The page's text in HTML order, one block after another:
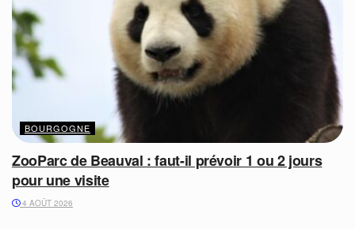
BOURGOGNE
ZooParc de Beauval : faut-il prévoir 1 ou 2 jours
pour une visite
4 AOÛT 2026